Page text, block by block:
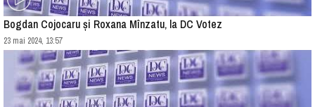
Bogdan Cojocaru și Roxana Mînzatu, la DC Votez
23 mai 2024, 13:57